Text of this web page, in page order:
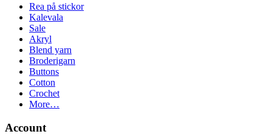
Rea på stickor
Kalevala
Sale
Akryl
Blend yarn
Broderigarn
Buttons
Cotton
Crochet
More…
Account